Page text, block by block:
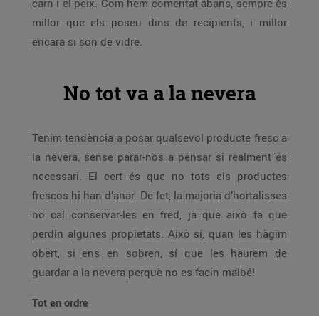
carn i el peix. Com hem comentat abans, sempre és
millor que els poseu dins de recipients, i millor
encara si són de vidre.
No tot va a la nevera
Tenim tendència a posar qualsevol producte fresc a
la nevera, sense parar-nos a pensar si realment és
necessari. El cert és que no tots els productes
frescos hi han d’anar. De fet, la majoria d’hortalisses
no cal conservar-les en fred, ja que això fa que
perdin algunes propietats. Això sí, quan les hàgim
obert, si ens en sobren, sí que les haurem de
guardar a la nevera perquè no es facin malbé!
Tot en ordre